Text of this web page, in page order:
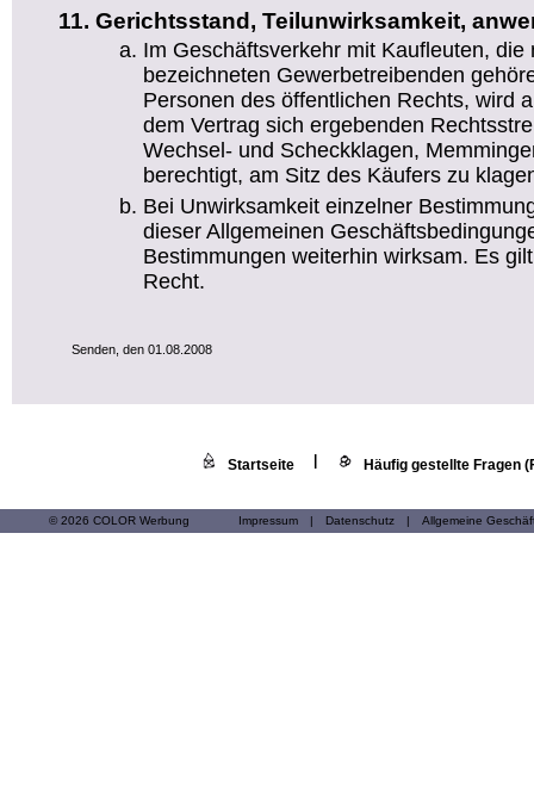
Gerichtsstand, Teilunwirksamkeit,
Im Geschäftsverkehr mit Kaufleuten, die
bezeichneten Gewerbetreibenden
Personen des öffentlichen Rechts, wird
dem Vertrag sich ergebenden
Wechsel- und Scheckklagen,
berechtigt, am Sitz des Käufers zu
Bei Unwirksamkeit einzelner
dieser Allgemeinen
Bestimmungen weiterhin wirksam. Es
Recht.
Senden, den 01.08.2008
Startseite Häufig gestellte Fragen
© 2026 COLOR Werbung Impressum | Datenschutz | Allgemeine